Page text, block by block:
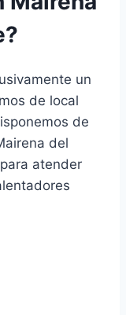
un
de local
de
del
atender